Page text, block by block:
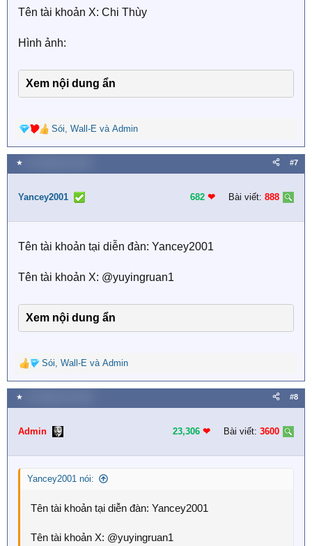
Tên tài khoản X: Chi Thùy
Hình ảnh:
Xem nội dung ẩn
R
e
a
c
i
n
:
Sói, Wall-E và Admin
★ #7
Yancey2001 682 ❤︎ Bài viết: 888
Tên tài khoản tại diễn đàn: Yancey2001
Tên tài khoản X: @yuyingruan1
Xem nội dung ẩn
R
e
a
c
i
n
s
Sói, Wall-E và Admin
★ #8
Admin 23,306 ❤︎ Bài viết: 3600
Yancey2001 nói:
Tên tài khoản tại diễn đàn: Yancey2001
Tên tài khoản X: @yuyingruan1